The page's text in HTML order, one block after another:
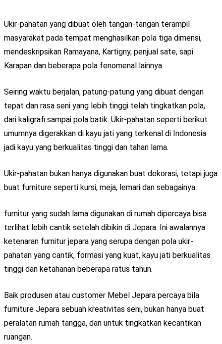
Ukir-pahatan yang dibuat oleh tangan-tangan terampil
masyarakat pada tempat menghasilkan pola tiga dimensi,
mendeskripsikan Ramayana, Kartigny, penjual sate, sapi
Karapan dan beberapa pola fenomenal lainnya.
Seiring waktu berjalan, patung-patung yang dibuat dengan
tepat dan rasa seni yang lebih tinggi telah tingkatkan pola,
dari kaligrafi sampai pola batik. Ukir-pahatan seperti berikut
umumnya digerakkan di kayu jati yang terkenal di Indonesia
jadi kayu yang berkualitas tinggi dan tahan lama.
Ukir-pahatan bukan hanya digunakan buat dekorasi, tetapi juga
buat furniture seperti kursi, meja, lemari dan sebagainya.
furnitur yang sudah lama digunakan di rumah dipercaya bisa
terlihat lebih cantik setelah dibikin di Jepara. Ini awalannya
ketenaran furnitur jepara yang serupa dengan pola ukir-
pahatan yang cantik, formasi yang kuat, kayu jati berkualitas
tinggi dan ketahanan beberapa ratus tahun.
Baik produsen atau customer Mebel Jepara percaya bila
furniture Jepara sebuah kreativitas seni, bukan hanya buat
peralatan rumah tangga, dan untuk tingkatkan kecantikan
ruangan.